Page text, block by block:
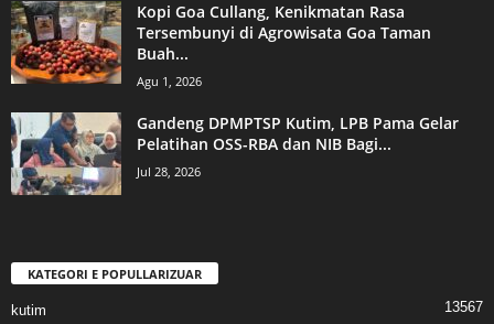
Kopi Goa Cullang, Kenikmatan Rasa
Tersembunyi di Agrowisata Goa Taman
Buah...
Agu 1, 2026
Gandeng DPMPTSP Kutim, LPB Pama Gelar
Pelatihan OSS-RBA dan NIB Bagi...
Jul 28, 2026
KATEGORI E POPULLARIZUAR
kutim 13567